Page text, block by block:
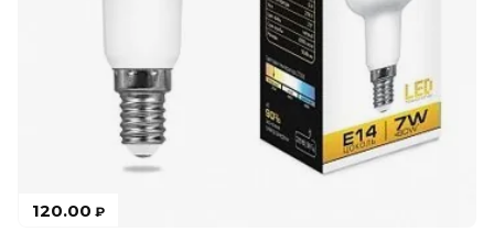
120.00 ₽